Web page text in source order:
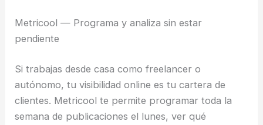
Metricool — Programa y analiza sin estar
pendiente
Si trabajas desde casa como freelancer o
autónomo, tu visibilidad online es tu cartera de
clientes. Metricool te permite programar toda la
semana de publicaciones el lunes, ver qué